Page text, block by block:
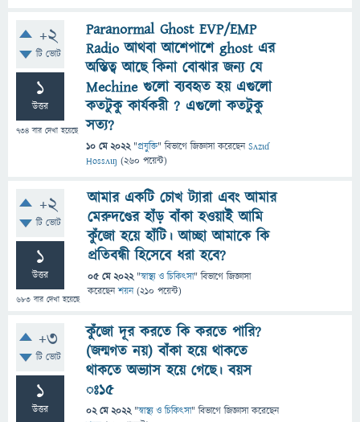
+2
টি ভোট
1
উত্তর
734 বার দেখা হয়েছে
Paranormal Ghost EVP/EMP
Radio আথবা আশেপাশে ghost এর
অস্তিত্ব আছে কিনা বোঝার জন্য যে
Mechine গুলো ব্যবহৃত হয় এগুলো
কতটুকু কার্যকরী ? এগুলো কতটুকু
সত্য?
10 মে 2022 "প্রযুক্তি" বিভাগে জিজ্ঞাসাকরেছেনSʌzɩɗ
Hossʌɩŋ (260 পয়েন্ট)
+2
টি ভোট
1
উত্তর
683 বার দেখা হয়েছে
আমার একটি চোখ ট্যারা এবং আমার
মেরুদণ্ডের হাঁড় বাঁকা হওয়াই আমি
কুঁজো হয়ে হাঁটি। আচ্ছা আমাকে কি
প্রতিবন্ধী হিসেবে ধরা হবে?
05 মে 2022 "স্বাস্থ্য ও চিকিৎসা" বিভাগে জিজ্ঞাসা
করেছেনশয়ন (210 পয়েন্ট)
+3
টি ভোট
1
উত্তর
কুঁজো দূর করতে কি করতে পারি?
(জন্মগত নয়) বাঁকা হয়ে থাকতে
থাকতে অভ্যাস হয়ে গেছে। বয়স
ঃ১৫
02 মে 2022 "স্বাস্থ্য ও চিকিৎসা" বিভাগে জিজ্ঞাসাকরেছেন